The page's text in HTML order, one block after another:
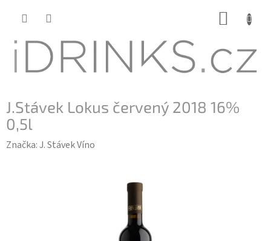
J.Stávek Lokus červený 2018 16%
0,5l
Značka:J. Stávek Víno